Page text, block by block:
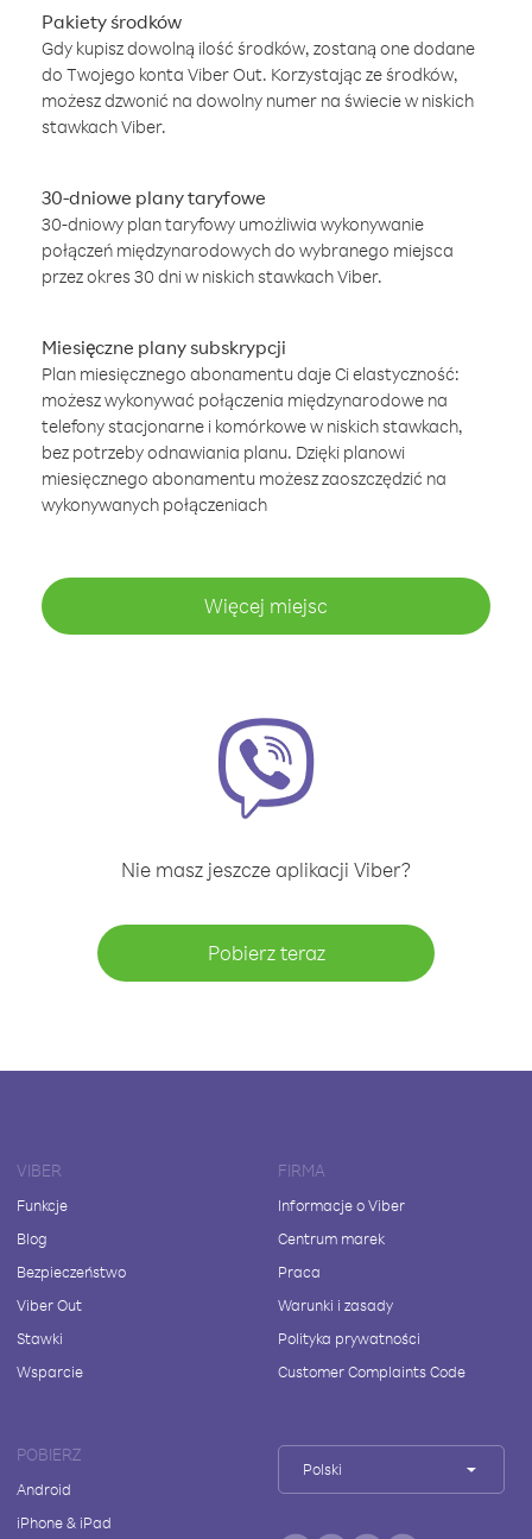
Pakiety środków
Gdy kupisz dowolną ilość środków, zostaną one dodane
do Twojego konta Viber Out. Korzystając ze środków,
możesz dzwonić na dowolny numer na świecie w niskich
stawkach Viber.
30-dniowe plany taryfowe
30-dniowy plan taryfowy umożliwia wykonywanie
połączeń międzynarodowych do wybranego miejsca
przez okres 30 dni w niskich stawkach Viber.
Miesięczne plany subskrypcji
Plan miesięcznego abonamentu daje Ci elastyczność:
możesz wykonywać połączenia międzynarodowe na
telefony stacjonarne i komórkowe w niskich stawkach,
bez potrzeby odnawiania planu. Dzięki planowi
miesięcznego abonamentu możesz zaoszczędzić na
wykonywanych połączeniach
Więcej miejsc
Nie masz jeszcze aplikacji Viber?
Pobierz teraz
VIBER
Funkcje
Blog
Bezpieczeństwo
Viber Out
Stawki
Wsparcie
FIRMA
Informacje o Viber
Centrum marek
Praca
Warunki i zasady
Polityka prywatności
Customer Complaints Code
POBIERZ
Android
iPhone & iPad
Polski